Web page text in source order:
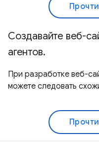
Создавайте веб-
агентов.
При разработке веб-
можете следовать